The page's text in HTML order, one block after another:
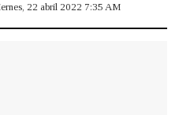
22 abril 2022 7:35 AM